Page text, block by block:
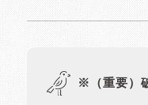
※（重要）